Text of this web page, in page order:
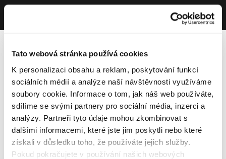
Tato webová stránka používá cookies
K personalizaci obsahu a reklam, poskytování funkcí
sociálních médií a analýze naší návštěvnosti využíváme
soubory cookie. Informace o tom, jak náš web používáte,
sdílíme se svými partnery pro sociální média, inzerci a
analýzy. Partneři tyto údaje mohou zkombinovat s
dalšími informacemi, které jste jim poskytli nebo které
získali v důsledku toho, že používáte jejich služby.
Pokud pokračujete v používání našich webových